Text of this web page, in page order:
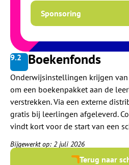
Sponsoring
9.2 Boekenfonds
Onderwijsinstellingen krijgen
om een boekenpakket aan de
verstrekken. Via een externe
gratis bij leerlingen afgeleverd.
vindt kort voor de start van een
Bijgewerkt op: 2 juli 2026
Terug naar